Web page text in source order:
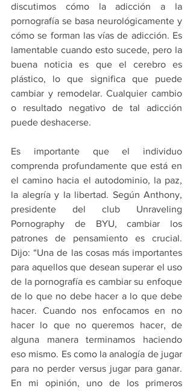
discutimos cómo la adicción a la
pornografía se basa neurológicamente y
cómo se forman las vías de adicción. Es
lamentable cuando esto sucede, pero la
buena noticia es que el cerebro es
plástico, lo que significa que puede
cambiar y remodelar. Cualquier cambio
o resultado negativo de tal adicción
puede deshacerse.
Es importante que el individuo
comprenda profundamente que está en
el camino hacia el autodominio, la paz,
la alegría y la libertad. Según Anthony,
presidente del club Unraveling
Pornography de BYU, cambiar los
patrones de pensamiento es crucial.
Dijo: “Una de las cosas más importantes
para aquellos que desean superar el uso
de la pornografía es cambiar su enfoque
de lo que no debe hacer a lo que debe
hacer. Cuando nos enfocamos en no
hacer lo que no queremos hacer, de
alguna manera terminamos haciendo
eso mismo. Es como la analogía de jugar
para no perder versus jugar para ganar.
En mi opinión, uno de los primeros